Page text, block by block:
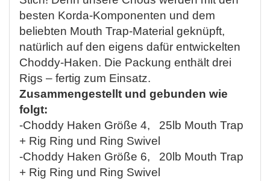
besten Korda-Komponenten und dem
beliebten Mouth Trap-Material geknüpft,
natürlich auf den eigens dafür entwickelten
Choddy-Haken. Die Packung enthält drei
Rigs – fertig zum Einsatz.
Zusammengestellt und gebunden wie
folgt:
-Choddy Haken Größe 4, 25lb Mouth Trap
+ Rig Ring und Ring Swivel
-Choddy Haken Größe 6, 20lb Mouth Trap
+ Rig Ring und Ring Swivel